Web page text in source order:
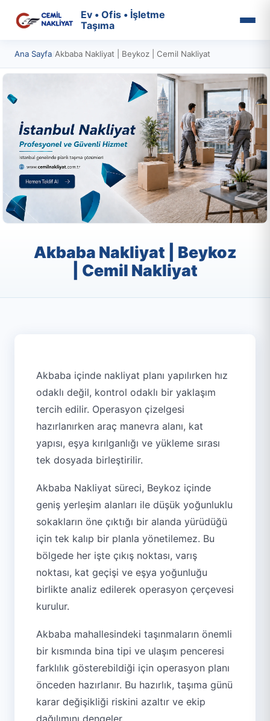
Ev • Ofis • İşletme
Taşıma
Ana Sayfa Akbaba Nakliyat | Beykoz | Cemil Nakliyat
Akbaba Nakliyat | Beykoz
| Cemil Nakliyat
Akbaba içinde nakliyat planı yapılırken hız
odaklı değil, kontrol odaklı bir yaklaşım
tercih edilir. Operasyon çizelgesi
hazırlanırken araç manevra alanı, kat
yapısı, eşya kırılganlığı ve yükleme sırası
tek dosyada birleştirilir.
Akbaba Nakliyat süreci, Beykoz içinde
geniş yerleşim alanları ile düşük yoğunluklu
sokakların öne çıktığı bir alanda yürüdüğü
için tek kalıp bir planla yönetilemez. Bu
bölgede her işte çıkış noktası, varış
noktası, kat geçişi ve eşya yoğunluğu
birlikte analiz edilerek operasyon çerçevesi
kurulur.
Akbaba mahallesindeki taşınmaların önemli
bir kısmında bina tipi ve ulaşım penceresi
farklılık gösterebildiği için operasyon planı
önceden hazırlanır. Bu hazırlık, taşıma günü
karar değişikliği riskini azaltır ve ekip
dağılımını dengeler.